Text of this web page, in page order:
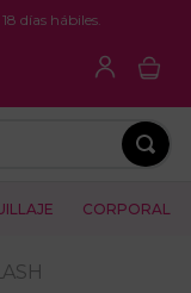
días hábiles.
CORPORAL